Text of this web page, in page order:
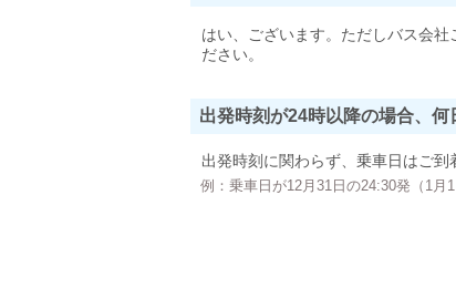
はい、ございます。ただしバス会
ださい。
出発時刻が24時以降の場合、
出発時刻に関わらず、乗車日はご到
例：乗車日が12月31日の24:30発（1月